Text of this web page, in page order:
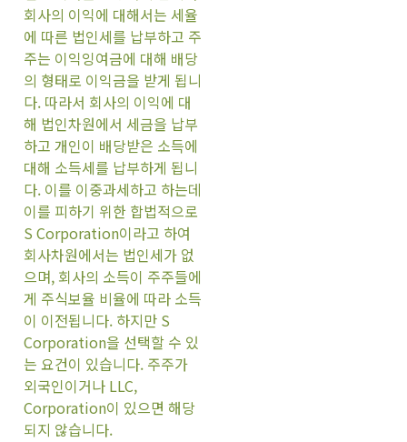
회사의 이익에 대해서는 세율
에 따른 법인세를 납부하고 주
주는 이익잉여금에 대해 배당
의 형태로 이익금을 받게 됩니
다. 따라서 회사의 이익에 대
해 법인차원에서 세금을 납부
하고 개인이 배당받은 소득에
대해 소득세를 납부하게 됩니
다. 이를 이중과세하고 하는데
이를 피하기 위한 합법적으로
S Corporation이라고 하여
회사차원에서는 법인세가 없
으며, 회사의 소득이 주주들에
게 주식보율 비율에 따라 소득
이 이전됩니다. 하지만 S
Corporation을 선택할 수 있
는 요건이 있습니다. 주주가
외국인이거나 LLC,
Corporation이 있으면 해당
되지 않습니다.